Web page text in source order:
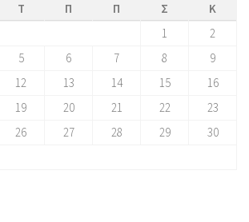
Τ Π Π Σ
Κ
1
2
5 6 7 8
9
12 13 14 15
16
19 20 21 22
23
26 27 28 29
30